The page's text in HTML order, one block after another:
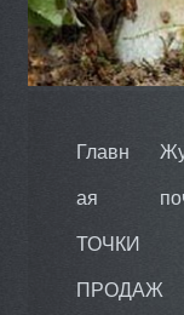
Главн
ая
ТОЧКИ
ПРОДАЖ